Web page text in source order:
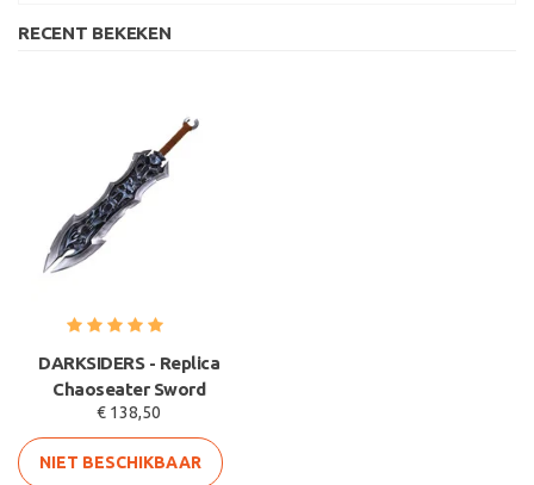
RECENT BEKEKEN
DARKSIDERS - Replica
Chaoseater Sword
€ 138,50
NIET BESCHIKBAAR